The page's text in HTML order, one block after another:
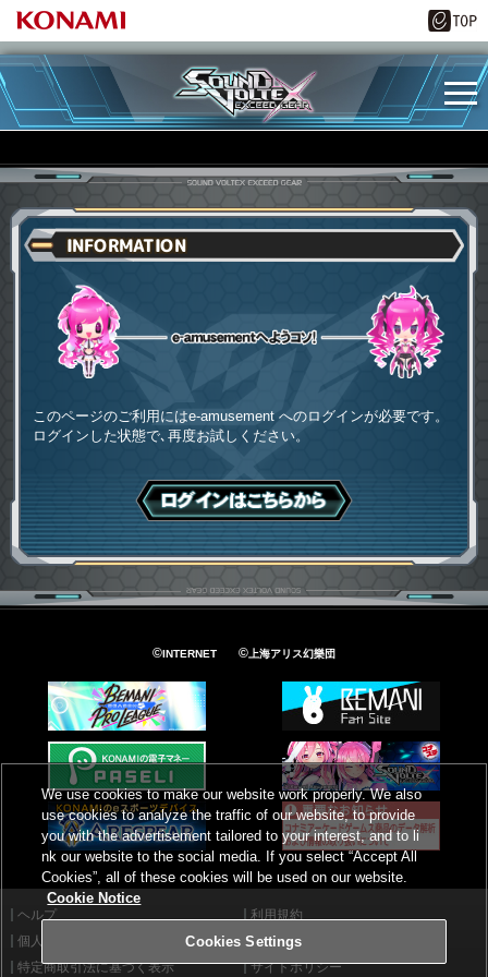
INFORMATION
このページのご利用にはe-amusement へのログインが必要です。
ログインした状態で､再度お試しください。
ログインはこちら
©INTERNET ©上海アリス幻樂団
ヘルプ
利用規約
個人情報等保護方針
外部送信について
特定商取引法に基づく表示
サイトポリシー
We use cookies to make our website work properly. We also
use cookies to analyze the traffic of our website, to provide
you with the advertisement tailored to your interest, and to li
nk our website to the social media. If you select “Accept All
Cookies”, all of these cookies will be used on our website.
Cookie Notice
Cookies Settings